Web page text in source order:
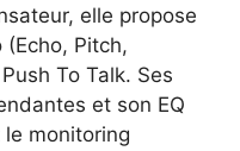
elle propose
Pitch,
To Talk. Ses
et son EQ
monitoring